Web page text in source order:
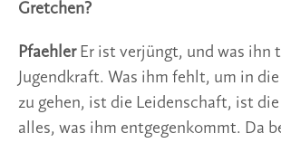
Gretchen?
Pfaehler Er ist verjüngt, und was ihn
Jugendkraft. Was ihm fehlt, um in
zu gehen, ist die Leidenschaft, ist
alles, was ihm entgegenkommt. Da